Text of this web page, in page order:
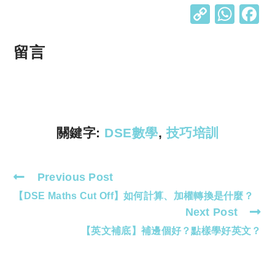
C W
留言
關鍵字: DSE數學, 技巧培訓
Read
more
Previous Post
【DSE Maths Cut Off】如何計算、加權轉換是什麼？
Next Post
【英文補底】補邊個好？點樣學好英文？